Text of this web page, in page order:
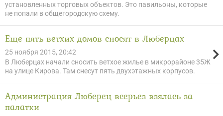
установленных торговых объектов. Это павильоны, которые
не попали в общегородскую схему.
Еще пять ветхих домов сносят в Люберцах
25 ноября 2015, 20:42
В Люберцах начали сносить ветхое жилье в микрорайоне 35Ж
на улице Кирова. Там снесут пять двухэтажных корпусов.
Администрация Люберец всерьез взялась за
палатки